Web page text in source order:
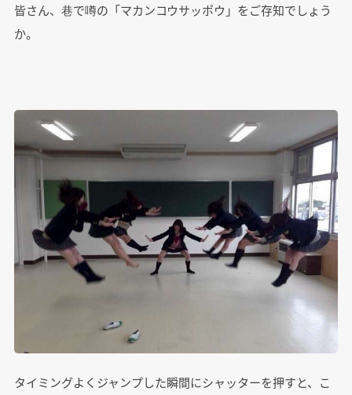
皆さん、巷で噂の「マカンコウサッポウ」をご存知でしょう
か。
タイミングよくジャンプした瞬間にシャッターを押すと、こ